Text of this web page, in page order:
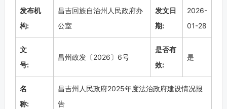
发布机
构:
昌吉回族自治州人民政府办
公室
发文日
期:
2026-
01-28
文
号:
昌州政发〔2026〕6号
是否有
效:
是
名
称:
昌吉州人民政府2025年度法治政府建设情况报
告